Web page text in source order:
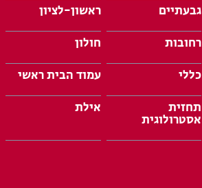
גבעתיים
ראשון-לציון
רחובות
חולון
כללי
עמוד הבית ראשי
תחזית
אסטרולוגית
אילת